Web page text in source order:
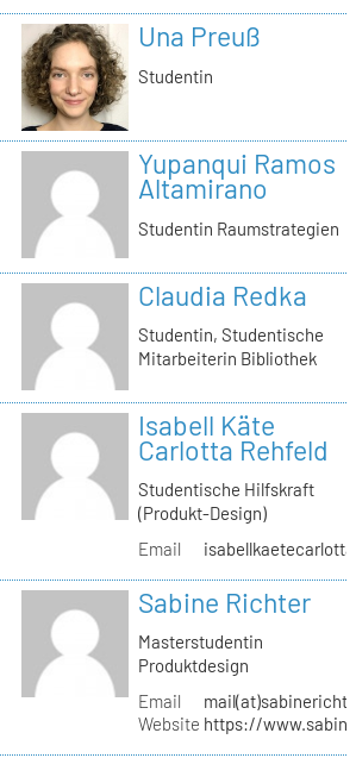
Una Preuß
Studentin
Yupanqui Ramos
Altamirano
Studentin Raumstrategien
Claudia Redka
Studentin, Studentische
Mitarbeiterin Bibliothek
Isabell Käte
Carlotta Rehfeld
Studentische Hilfskraft
(Produkt-Design)
Email
Sabine Richter
Masterstudentin
Produktdesign
Email
Website https://